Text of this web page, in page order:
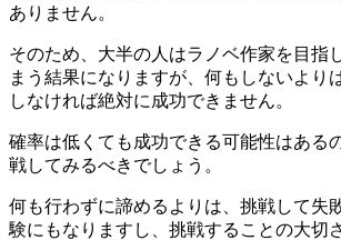
ありません。
そのため、大半の人はラノベ作家を目指
まう結果になりますが、何もしないより
しなければ絶対に成功できません。
確率は低くても成功できる可能性はある
戦してみるべきでしょう。
何も行わずに諦めるよりは、挑戦して失
験にもなりますし、挑戦することの大切